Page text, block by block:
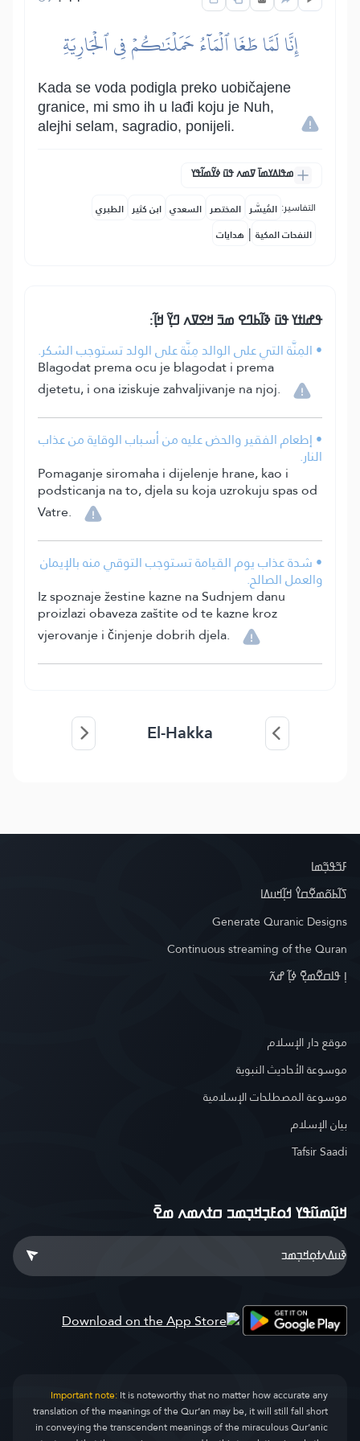
إِنَّا لَمَّا طَغَا ٱلۡمَآءُ حَمَلۡنَٰكُمۡ فِي ٱلۡجَارِيَةِ
Kada se voda podigla preko uobičajene
granice, mi smo ih u lađi koju je Nuh,
alejhi selam, sagradio, ponijeli.
ߘߟߊߡߌߘߊ߫ ߜߘߍ ߟߎ߫ ߦߌ߬ߘߊ߬ߟߌ
التفاسير: المُيسَّر المختصر السعدي ابن كثير الطبري
النفحات المكية | هدايات
ߟߝߊߙߌ ߟߎ߫ ߢߊ߬ߕߣߐ ߘߏ߫ ߞߐߜߍ ߣߌ߲߬ ߞߊ߲߬:
• المِنَّة التي على الوالد مِنَّة على الولد تستوجب الشكر.
Blagodat prema ocu je blagodat i prema
djetetu, i ona iziskuje zahvaljivanje na njoj.
• إطعام الفقير والحض عليه من أسباب الوقاية من عذاب
النار.
Pomaganje siromaha i dijelenje hrane, kao i
podsticanja na to, djela su koja uzrokuju spas od
Vatre.
• شدة عذاب يوم القيامة تستوجب التوقي منه بالإيمان
والعمل الصالح.
Iz spoznaje žestine kazne na Sudnjem danu
proizlazi obaveza zaštite od te kazne kroz
vjerovanje i činjenje dobrih djela.
El-Hakka
ߓߏ߬ߟߏ߲߬ߘߊ
ߖߊ߬ߕߋ߬ߘߐ߬ߛߌ߮ ߞߊ߲߬ߞߎߡߊ
Generate Quranic Designs
Continuous streaming of the Quran
ߊ߲ ߟߊߛߐ߬ߘߐ߲߫ ߦߊ߲߬ ߝߍ߬
موقع دار الإسلام
موسوعة الأحاديث النبوية
موسوعة المصطلحات الإسلامية
بيان الإسلام
Tafsir Saadi
ߞߎ߲߬ߘߎ߬ߟߌ ߗߋߓߏ߲ߞߏ߲ߘߏ ߛߙߍߘߍ ߘߐ߫
Important note:It is noteworthy that no matter how accurate any
translation of the meanings of the Qur’an may be, it will still fall short
in conveying the transcendent meanings of the miraculous Qur’anic